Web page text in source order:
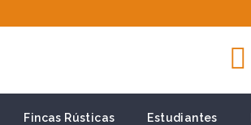
Fincas Rústicas Estudiantes